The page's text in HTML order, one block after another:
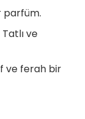
parfüm.
Tatlı ve
ve ferah bir